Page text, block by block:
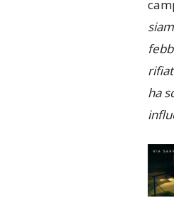
ha